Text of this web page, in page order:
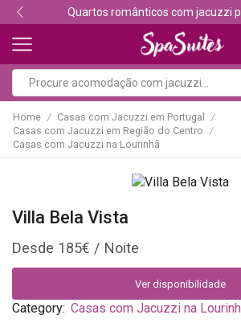
Quartos românticos com jacuzzi
Home / Casas com Jacuzzi em Portugal /
Casas com Jacuzzi em Região do Centro /
Casas com Jacuzzi na Lourinhã
Villa Bela Vista
185€
Ver disponibilidade
Category: Casas com Jacuzzi na